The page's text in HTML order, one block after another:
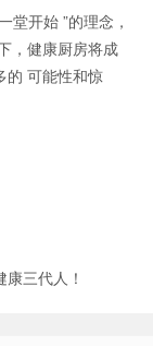
堂开始 ”的理念，
，健康厨房将成
的 可能性和惊
三代人！